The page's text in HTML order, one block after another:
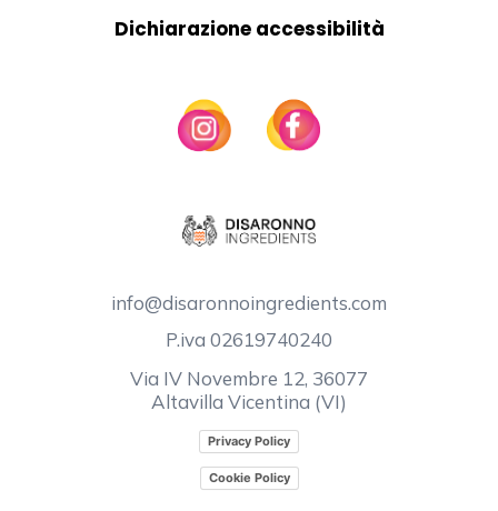
Dichiarazione accessibilità
info@disaronnoingredients.com
P.iva 02619740240
Via IV Novembre 12, 36077
Altavilla Vicentina (VI)
Privacy Policy
Cookie Policy